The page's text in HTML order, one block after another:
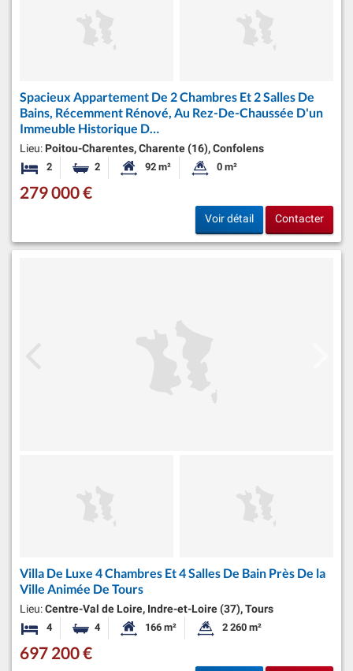
Spacieux Appartement De 2 Chambres Et 2 Salles De
Bains, Récemment Rénové, Au Rez-De-Chaussée D'un
Immeuble Historique D…
Lieu: Poitou-Charentes, Charente (16), Confolens
2 Chambres
2 Salles de bainsSurface habitable:
92 m² Superficie du terrain:
0 m²
279 000 €
Voir détail Contacter
Villa De Luxe 4 Chambres Et 4 Salles De Bain Près De la
Ville Animée De Tours
Lieu:Centre-Val de Loire, Indre-et-Loire (37), Tours
4 Chambres
4 Salles de bainsSurface habitable:
166 m² Superficie du terrain:
2 260 m²
697 200 €